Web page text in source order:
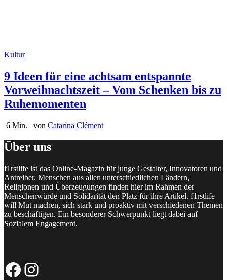
Kultur
9 Ideen für eine achtsam entspannte
Vorweihnachtszeit – Vom Schenken bis zu
Ruhemomenten
6 Min. von Catarina Clément
Über uns
f1rstlife ist das Online-Magazin für junge Gestalter, Innovatoren und
Antreiber. Menschen aus allen unterschiedlichen Ländern,
Religionen und Überzeugungen finden hier im Rahmen der
Menschenwürde und Solidarität den Platz für ihre Artikel. f1rstlife
will Mut machen, sich stark und proaktiv mit verschiedenen Themen
zu beschäftigen. Ein besonderer Schwerpunkt liegt dabei auf
Sozialem Engagement.
Facebook-SeiteInstagram-Profil